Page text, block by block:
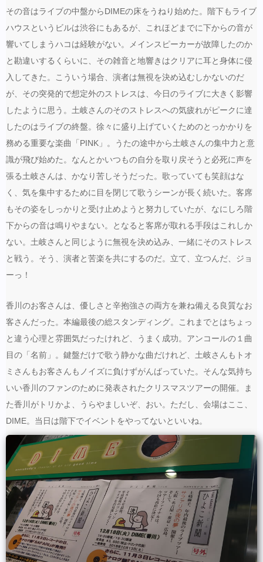
その音はライブの中盤からDIMEの床をうねり始めた。階下もライブ
ハウスというビルは渋谷にもあるが、これほどまでに下からの音が
響いてしまうハコは経験がない。メインスピーカーが故障したのか
と勘違いするくらいに、その雑音と地響きはクリアに耳と身体に侵
入してきた。こういう場合、演者は無視を決め込むしかないのだ
が、その突発的で想定外のストレスは、今日のライブに大きく影響
したように思う。土岐さんのそのストレスへの気疲れがピークに達
したのはライブの終盤。徐々に盛り上げていくためのとっかかりを
務める重要な楽曲「PINK」。うたの途中から土岐さんの集中力と意
識が飛び始めた。なんとかいつもの自分を取り戻そうと必死に声を
張る土岐さんは、かなり苦しそうだった。歌っていても笑顔はな
く、気を集中するために目を閉じて歌うシーンが長く続いた。客席
もその姿をしっかりと受け止めようと努力していたが、なにしろ階
下からの音は鳴りやまない。となると客席が取れる手段はこれしか
ない。土岐さんと同じように無視を決め込み、一緒にそのストレス
と戦う。そう、演者と苦楽を共にするのだ。立て、立つんだ、ジョ
ーっ！
香川のお客さんは、優しさと辛抱強さの両方を兼ね備える良質なお
客さんだった。本編最後の総スタンディング。これまでとはちょっ
と違う心理と雰囲気だったけれど、うまく成功。アンコールの１曲
目の「名前」。鍵盤だけで歌う静かな曲だけれど、土岐さんもトオ
ミさんもお客さんもノイズに負けずがんばっていた。そんな気持ち
いい香川のファンのために発表されたクリスマスツアーの開催。ま
た香川がトリかよ、うらやましいぞ、おい。ただし、会場はここ、
DIME。当日は階下でイベントをやってないといいね。